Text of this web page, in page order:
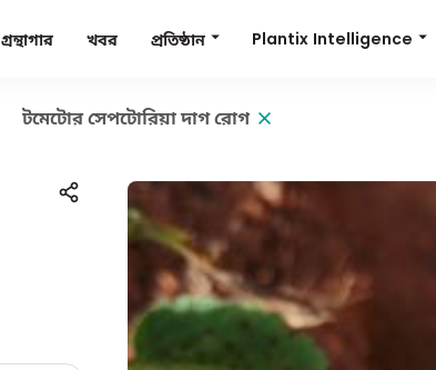
গ্রন্থাগার খবর প্রতিষ্ঠান Plantix Intelligence
টমেটোর সেপটোরিয়া দাগ রোগ